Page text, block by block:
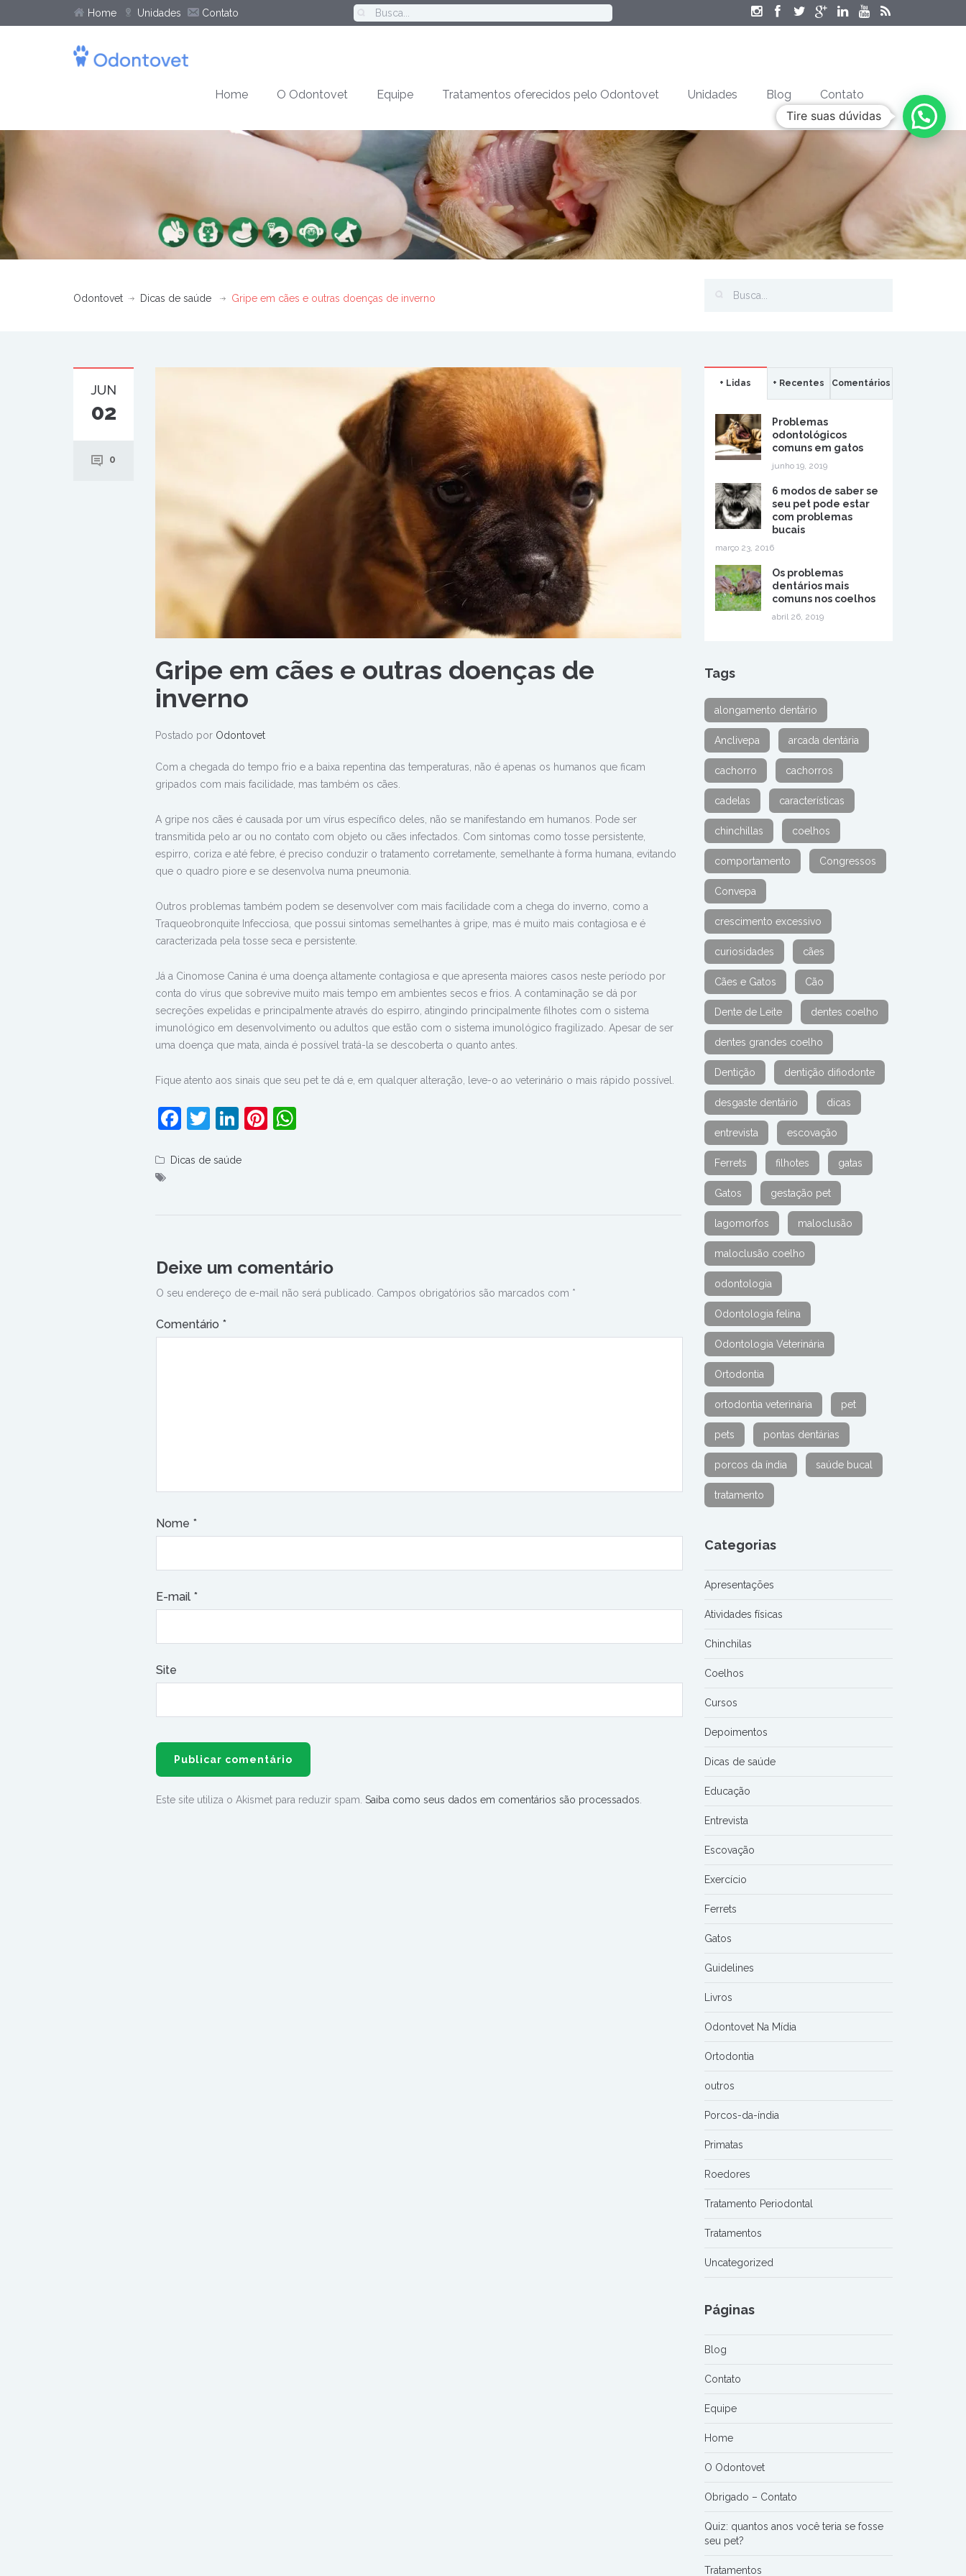
Home Unidades Contato
Home O Odontovet Equipe Tratamentos oferecidos pelo Odontovet Unidades Blog Contato
Odontovet Dicas de saúde Gripe em cães e outras doenças de inverno
JUN
02
0
Gripe em cães e outras doenças de
inverno
Postado por Odontovet
Com a chegada do tempo frio e a baixa repentina das temperaturas, não é apenas os humanos que ficam
gripados com mais facilidade, mas também os cães.
A gripe nos cães é causada por um vírus específico deles, não se manifestando em humanos. Pode ser
transmitida pelo ar ou no contato com objeto ou cães infectados. Com sintomas como tosse persistente,
espirro, coriza e até febre, é preciso conduzir o tratamento corretamente, semelhante à forma humana, evitando
que o quadro piore e se desenvolva numa pneumonia.
Outros problemas também podem se desenvolver com mais facilidade com a chega do inverno, como a
Traqueobronquite Infecciosa, que possui sintomas semelhantes à gripe, mas é muito mais contagiosa e é
caracterizada pela tosse seca e persistente.
Já a Cinomose Canina é uma doença altamente contagiosa e que apresenta maiores casos neste período por
conta do vírus que sobrevive muito mais tempo em ambientes secos e frios. A contaminação se dá por
secreções expelidas e principalmente através do espirro, atingindo principalmente filhotes com o sistema
imunológico em desenvolvimento ou adultos que estão com o sistema imunológico fragilizado. Apesar de ser
uma doença que mata, ainda é possível tratá-la se descoberta o quanto antes.
Fique atento aos sinais que seu pet te dá e, em qualquer alteração, leve-o ao veterinário o mais rápido possível.
Facebook
Twitter
LinkedIn
Pinterest
Dicas de saúde
Deixe um comentário
O seu endereço de e-mail não será publicado. Campos obrigatórios são marcados com *
Comentário *
Nome *
E-mail *
Site
Este site utiliza o Akismet para reduzir spam. Saiba como seus dados em comentários são processados.
+ Lidas + Recentes Comentários
Problemas
odontológicos
comuns em gatos
junho 19, 2019
6 modos de saber se
seu pet pode estar
com problemas
bucais
março 23, 2016
Os problemas
dentários mais
comuns nos coelhos
abril 26, 2019
Tags
alongamento dentário
Anclivepa arcada dentária
cachorro cachorros
cadelas características
chinchillas coelhos
comportamento Congressos
Convepa
crescimento excessivo
curiosidades cães
Cães e Gatos Cão
Dente de Leite dentes coelho
dentes grandes coelho
Dentição dentição difiodonte
desgaste dentário dicas
entrevista escovação
Ferrets filhotes gatas
Gatos gestação pet
lagomorfos maloclusão
maloclusão coelho
odontologia
Odontologia felina
Odontologia Veterinária
Ortodontia
ortodontia veterinária pet
pets pontas dentárias
porcos da índia saúde bucal
tratamento
Categorias
Apresentações
Atividades físicas
Chinchilas
Coelhos
Cursos
Depoimentos
Dicas de saúde
Educação
Entrevista
Escovação
Exercício
Ferrets
Gatos
Guidelines
Livros
Odontovet Na Mídia
Ortodontia
outros
Porcos-da-índia
Primatas
Roedores
Tratamento Periodontal
Tratamentos
Uncategorized
Páginas
Blog
Contato
Equipe
Home
O Odontovet
Obrigado – Contato
Quiz: quantos anos você teria se fosse
seu pet?
Tratamentos
Tire suas dúvidas